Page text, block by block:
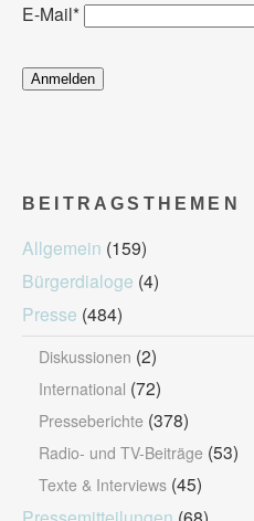
E-Mail*
BEITRAGSTHEMEN
Allgemein (159)
Bürgerdialoge (4)
Presse (484)
Diskussionen (2)
International (72)
Presseberichte (378)
Radio- und TV-Beiträge (53)
Texte & Interviews (45)
Pressemitteilungen (68)